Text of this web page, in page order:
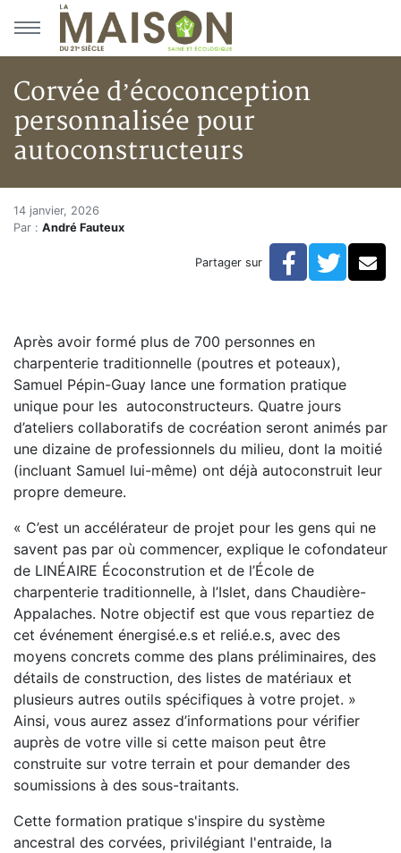
Aller au menu principal
Aller au contenu principal
Corvée d’écoconception
personnalisée pour
autoconstructeurs
Accueil
Articles
Corvée d’écoconception personnalisée pour
Corvée d’écoconception
14 janvier, 2026
Par : André Fauteux
Partager sur Facebook
Après avoir formé plus de 700 personnes en
charpenterie traditionnelle (poutres et poteaux),
Samuel Pépin-Guay lance une formation pratique
unique pour les autoconstructeurs. Quatre jours
d’ateliers collaboratifs de cocréation seront animés par
une dizaine de professionnels du milieu, dont la moitié
(incluant Samuel lui-même) ont déjà autoconstruit leur
propre demeure.
« C’est un accélérateur de projet pour les gens qui ne
savent pas par où commencer, explique le cofondateur
de LINÉAIRE Écoconstrution et de l’École de
charpenterie traditionnelle, à l’Islet, dans Chaudière-
Appalaches. Notre objectif est que vous repartiez de
cet événement énergisé.e.s et relié.e.s, avec des
moyens concrets comme des plans préliminaires, des
détails de construction, des listes de matériaux et
plusieurs autres outils spécifiques à votre projet. »
Ainsi, vous aurez assez d’informations pour vérifier
auprès de votre ville si cette maison peut être
construite sur votre terrain et pour demander des
soumissions à des sous-traitants.
Cette formation pratique s'inspire du système
ancestral des corvées, privilégiant l'entraide, la